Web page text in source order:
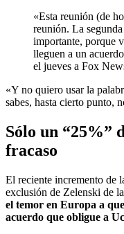
«Esta reunión (de
reunión. La
importante, porque
lleguen a un
el jueves a Fox
«Y no quiero usar la
sabes, hasta cierto punto,
Sólo un “25%”
fracaso
El reciente incremento de
exclusión de Zelenski de
el temor en Europa a
acuerdo que obligue a